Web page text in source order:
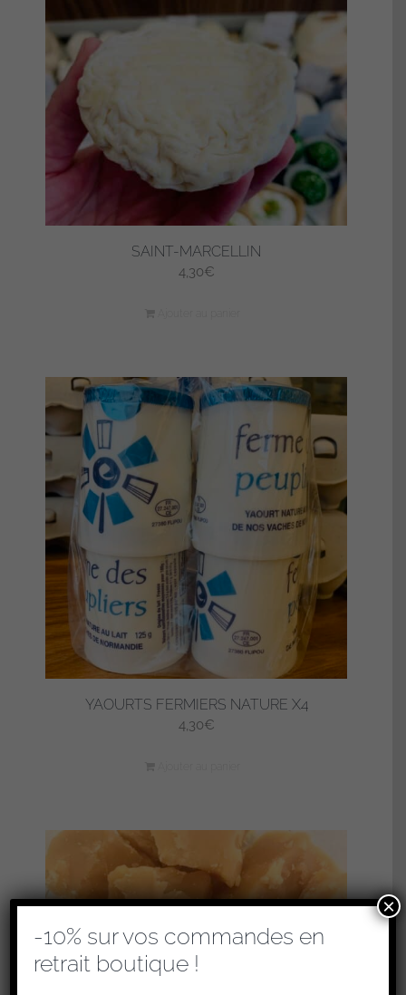
SAINT-MARCELLIN
4,30€
YAOURTS FERMIERS NATURE X4
4,30€
-10% sur vos commandes en
retrait boutique !
×